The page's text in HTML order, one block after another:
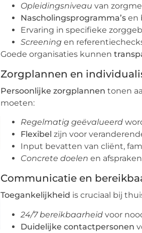
Opleidingsniveau van
Nascholingsprogramma’s en
Ervaring in specifieke
Screening en
Goede organisaties kunnen
Zorgplannen en
Persoonlijke zorgplannen tonen
moeten:
Regelmatig geëvalueerd
Flexibel zijn voor
Input bevatten van cliënt,
Concrete doelen en
Communicatie en
Toegankelijkheid is cruciaal bij
24/7 bereikbaarheid voor
Duidelijke contactpersonen